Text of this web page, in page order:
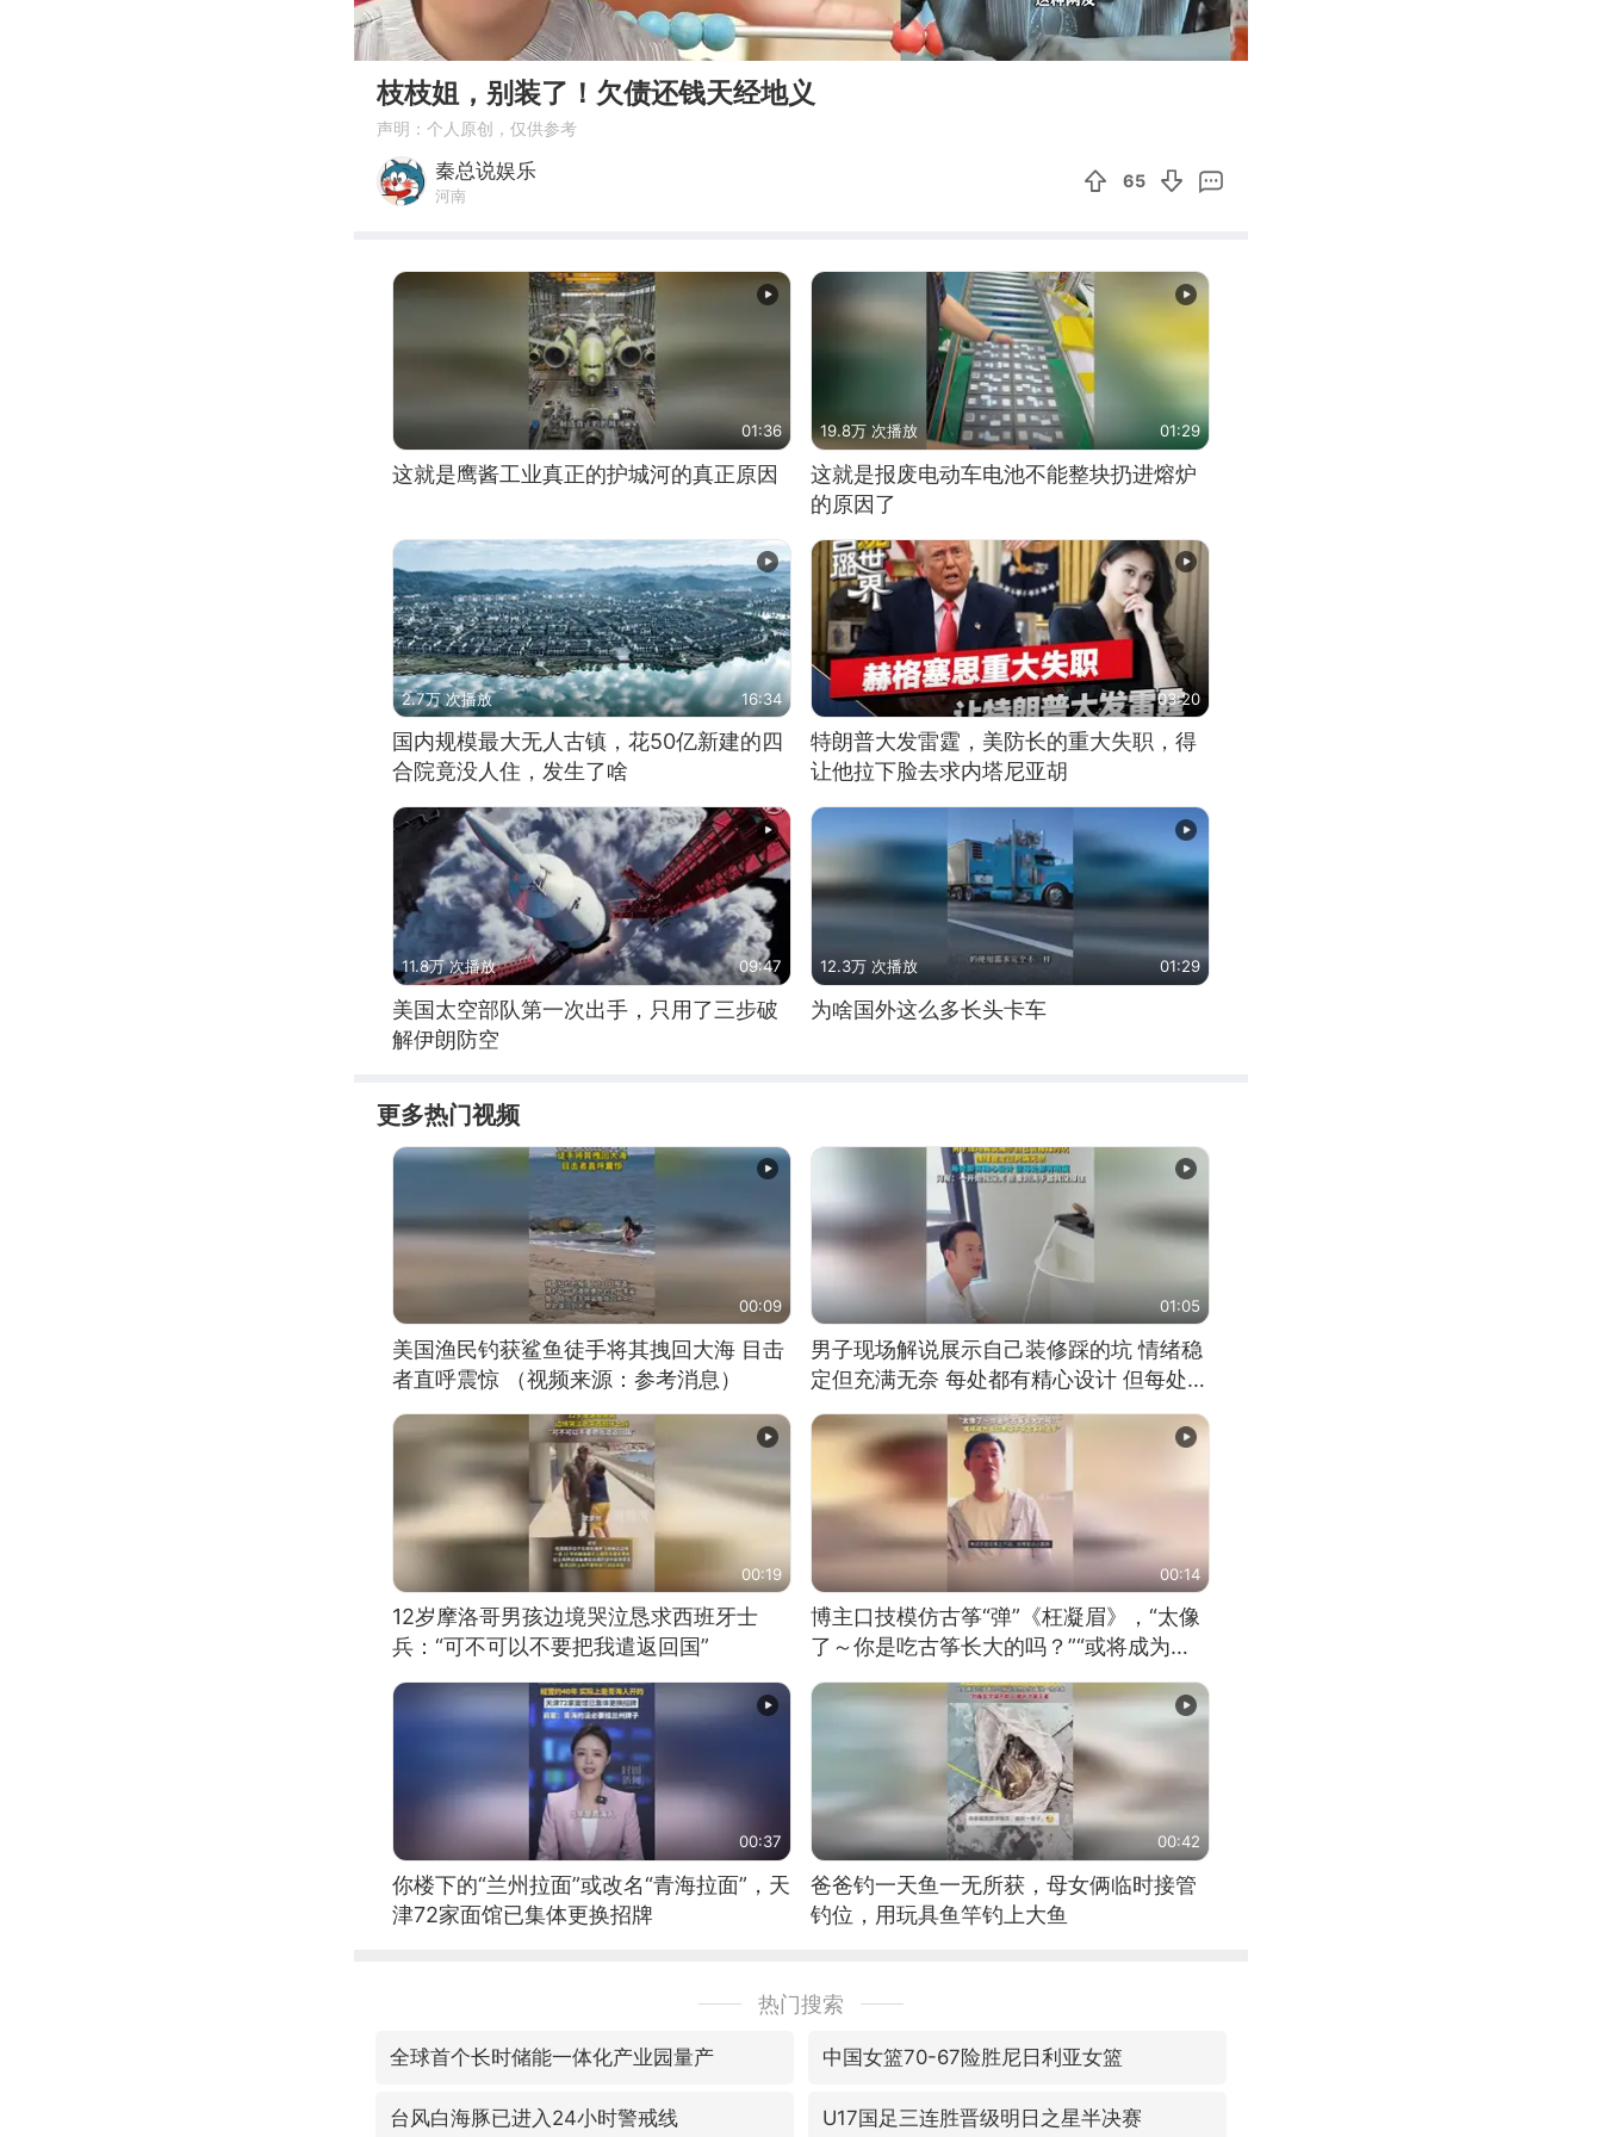
00:00 01:53
枝枝姐，别装了！欠债还钱天经地义
声明：个人原创，仅供参考
秦总说娱乐
河南
65
01:36
这就是鹰酱工业真正的护城河的真正原因
19.8万 次播放 01:29
这就是报废电动车电池不能整块扔进熔炉
的原因了
2.7万 次播放 16:34
国内规模最大无人古镇，花50亿新建的四
合院竟没人住，发生了啥
03:20
特朗普大发雷霆，美防长的重大失职，得
让他拉下脸去求内塔尼亚胡
11.8万 次播放 09:47
美国太空部队第一次出手，只用了三步破
解伊朗防空
12.3万 次播放 01:29
为啥国外这么多长头卡车
更多热门视频
00:09
美国渔民钓获鲨鱼徒手将其拽回大海 目击
者直呼震惊 （视频来源：参考消息）
01:05
男子现场解说展示自己装修踩的坑 情绪稳
定但充满无奈 每处都有精心设计 但每处都
有瑕疵 网友：一开始我没笑 但看到洗手盆
我没绷住
00:19
12岁摩洛哥男孩边境哭泣恳求西班牙士
兵：“可不可以不要把我遣返回国”
00:14
博主口技模仿古筝“弹”《枉凝眉》，“太像
了～你是吃古筝长大的吗？”“或将成为首
位考级不带古筝的选手。”（来源：新华每
日电讯）
00:37
你楼下的“兰州拉面”或改名“青海拉面”，天
津72家面馆已集体更换招牌
00:42
爸爸钓一天鱼一无所获，母女俩临时接管
钓位，用玩具鱼竿钓上大鱼
热门搜索
全球首个长时储能一体化产业园量产 中国女篮70-67险胜尼日利亚女篮
台风白海豚已进入24小时警戒线 U17国足三连胜晋级明日之星半决赛